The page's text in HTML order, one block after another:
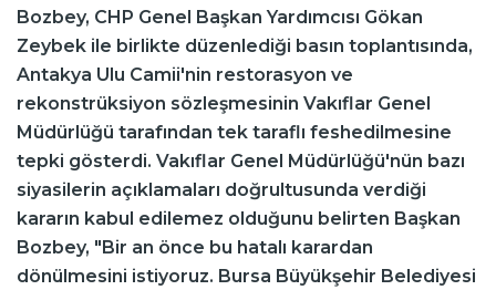
Bozbey, CHP Genel Başkan Yardımcısı Gökan
Zeybek ile birlikte düzenlediği basın toplantısında,
Antakya Ulu Camii'nin restorasyon ve
rekonstrüksiyon sözleşmesinin Vakıflar Genel
Müdürlüğü tarafından tek taraflı feshedilmesine
tepki gösterdi. Vakıflar Genel Müdürlüğü'nün bazı
siyasilerin açıklamaları doğrultusunda verdiği
kararın kabul edilemez olduğunu belirten Başkan
Bozbey, "Bir an önce bu hatalı karardan
dönülmesini istiyoruz. Bursa Büyükşehir Belediyesi